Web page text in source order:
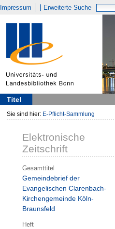
Impressum Erweiterte Suche
Titel
Sie sind hier: E-Pflicht-Sammlung
Elektronische
Zeitschrift
Gesamttitel
Gemeindebrief der
Evangelischen Clarenbach-
Kirchengemeinde Köln-
Braunsfeld
Heft